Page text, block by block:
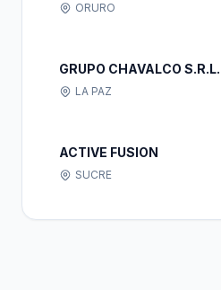
ORURO
GRUPO CHAVALCO S.R.L.
LA PAZ
ACTIVE FUSION
SUCRE